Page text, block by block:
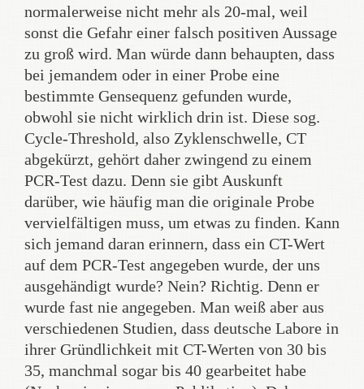
normalerweise nicht mehr als 20-mal, weil
sonst die Gefahr einer falsch positiven Aussage
zu groß wird. Man würde dann behaupten, dass
bei jemandem oder in einer Probe eine
bestimmte Gensequenz gefunden wurde,
obwohl sie nicht wirklich drin ist. Diese sog.
Cycle-Threshold, also Zyklenschwelle, CT
abgekürzt, gehört daher zwingend zu einem
PCR-Test dazu. Denn sie gibt Auskunft
darüber, wie häufig man die originale Probe
vervielfältigen muss, um etwas zu finden. Kann
sich jemand daran erinnern, dass ein CT-Wert
auf dem PCR-Test angegeben wurde, der uns
ausgehändigt wurde? Nein? Richtig. Denn er
wurde fast nie angegeben. Man weiß aber aus
verschiedenen Studien, dass deutsche Labore in
ihrer Gründlichkeit mit CT-Werten von 30 bis
35, manchmal sogar bis 40 gearbeitet habe